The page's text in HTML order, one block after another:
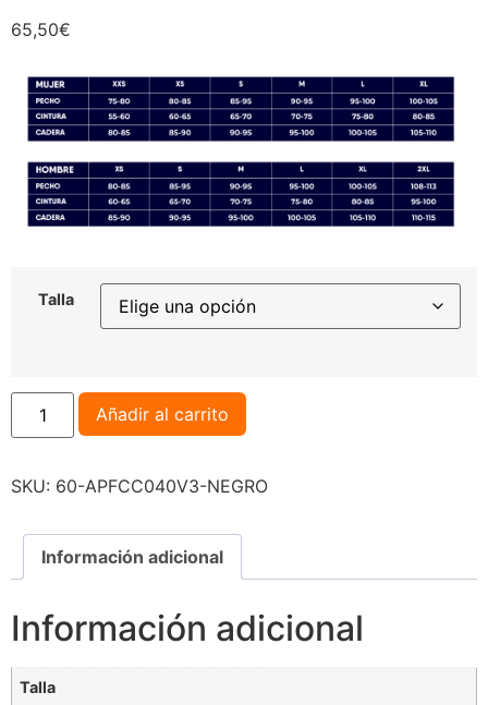
65,50€
Talla
Añadir al carrito
SKU: 60-APFCC040V3-NEGRO
Información adicional
Información adicional
Talla